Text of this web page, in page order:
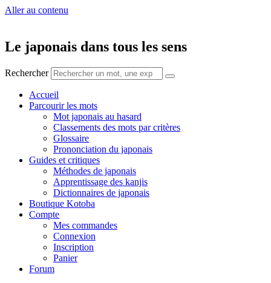
Aller au contenu
Le japonais dans tous les sens
Rechercher
Accueil
Parcourir les mots
Mot japonais au hasard
Classements des mots par critères
Glossaire
Prononciation du japonais
Guides et critiques
Méthodes de japonais
Apprentissage des kanjis
Dictionnaires de japonais
Boutique Kotoba
Compte
Mes commandes
Connexion
Inscription
Panier
Forum